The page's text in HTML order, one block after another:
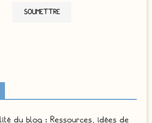
du blog : Ressources, idées de